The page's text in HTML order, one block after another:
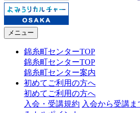
メニュー
錦糸町センターTOP
錦糸町センターTOP
錦糸町センター案内
初めてご利用の方へ
初めてご利用の方へ
入会・受講規約 入会から受講ま